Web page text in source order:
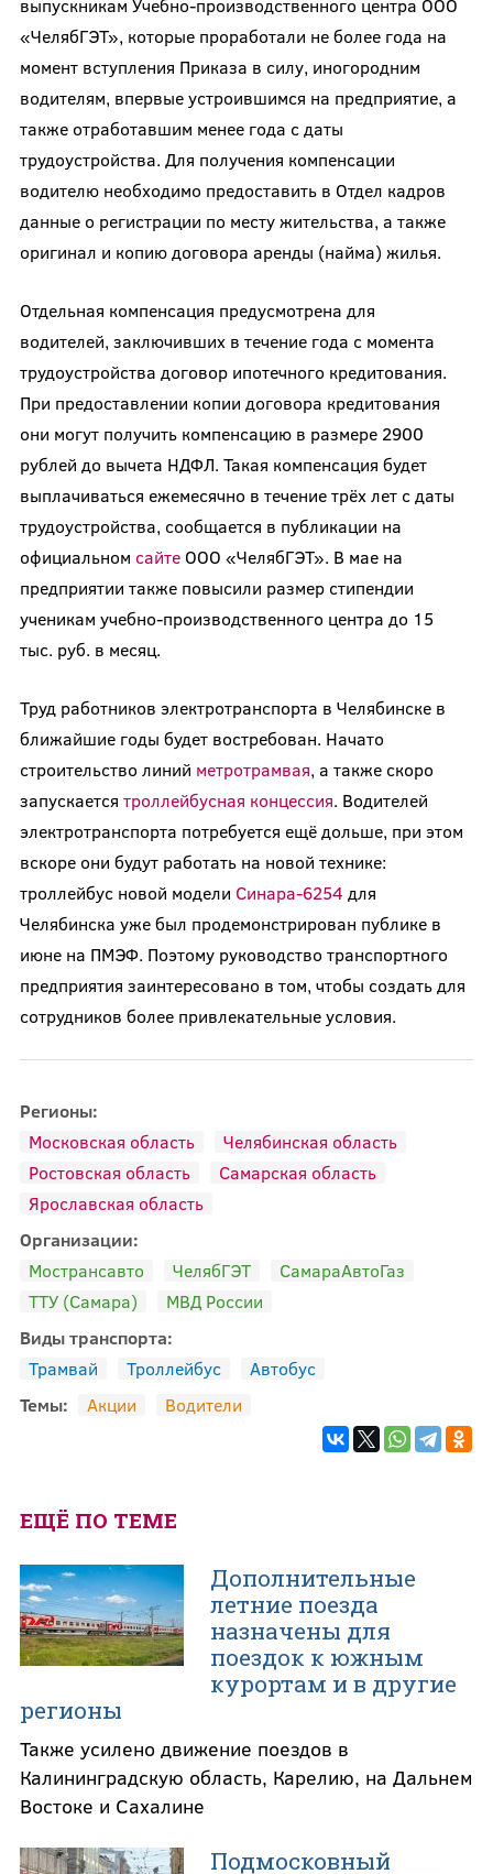
выпускникам Учебно-производственного центра ООО
«ЧелябГЭТ», которые проработали не более года на
момент вступления Приказа в силу, иногородним
водителям, впервые устроившимся на предприятие, а
также отработавшим менее года с даты
трудоустройства. Для получения компенсации
водителю необходимо предоставить в Отдел кадров
данные о регистрации по месту жительства, а также
оригинал и копию договора аренды (найма) жилья.
Отдельная компенсация предусмотрена для
водителей, заключивших в течение года с момента
трудоустройства договор ипотечного кредитования.
При предоставлении копии договора кредитования
они могут получить компенсацию в размере 2900
рублей до вычета НДФЛ. Такая компенсация будет
выплачиваться ежемесячно в течение трёх лет с даты
трудоустройства, сообщается в публикации на
официальном сайтеООО «ЧелябГЭТ». В мае на
предприятии также повысили размер стипендии
ученикам учебно-производственного центра до 15
тыс. руб. в месяц.
Труд работников электротранспорта в Челябинске в
ближайшие годы будет востребован. Начато
строительство линий метротрамвая, а также скоро
запускается троллейбусная концессия. Водителей
электротранспорта потребуется ещё дольше, при этом
вскоре они будут работать на новой технике:
троллейбус новой модели Синара-6254 для
Челябинска уже был продемонстрирован публике в
июне на ПМЭФ. Поэтому руководство транспортного
предприятия заинтересовано в том, чтобы создать для
сотрудников более привлекательные условия.
Регионы:
Московская область
Челябинская область
Ростовская область
Самарская область
Ярославская область
Организации:
Мострансавто
ЧелябГЭТ
СамараАвтоГаз
ТТУ (Самара)
МВД России
Виды транспорта:
Трамвай
Троллейбус
Автобус
Темы:
Акции Водители
ЕЩЁ ПО ТЕМЕ
Дополнительные
летние поезда
назначены для
поездок к южным
курортам и в другие
регионы
Также усилено движение поездов в
Калининградскую область, Карелию, на Дальнем
Востоке и Сахалине
Подмосковный